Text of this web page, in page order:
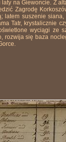
na Giewoncie. Z
Zagrodę
latem suszenie
Tatr, krystalicznie
wyciągi ze
rozwija się baza